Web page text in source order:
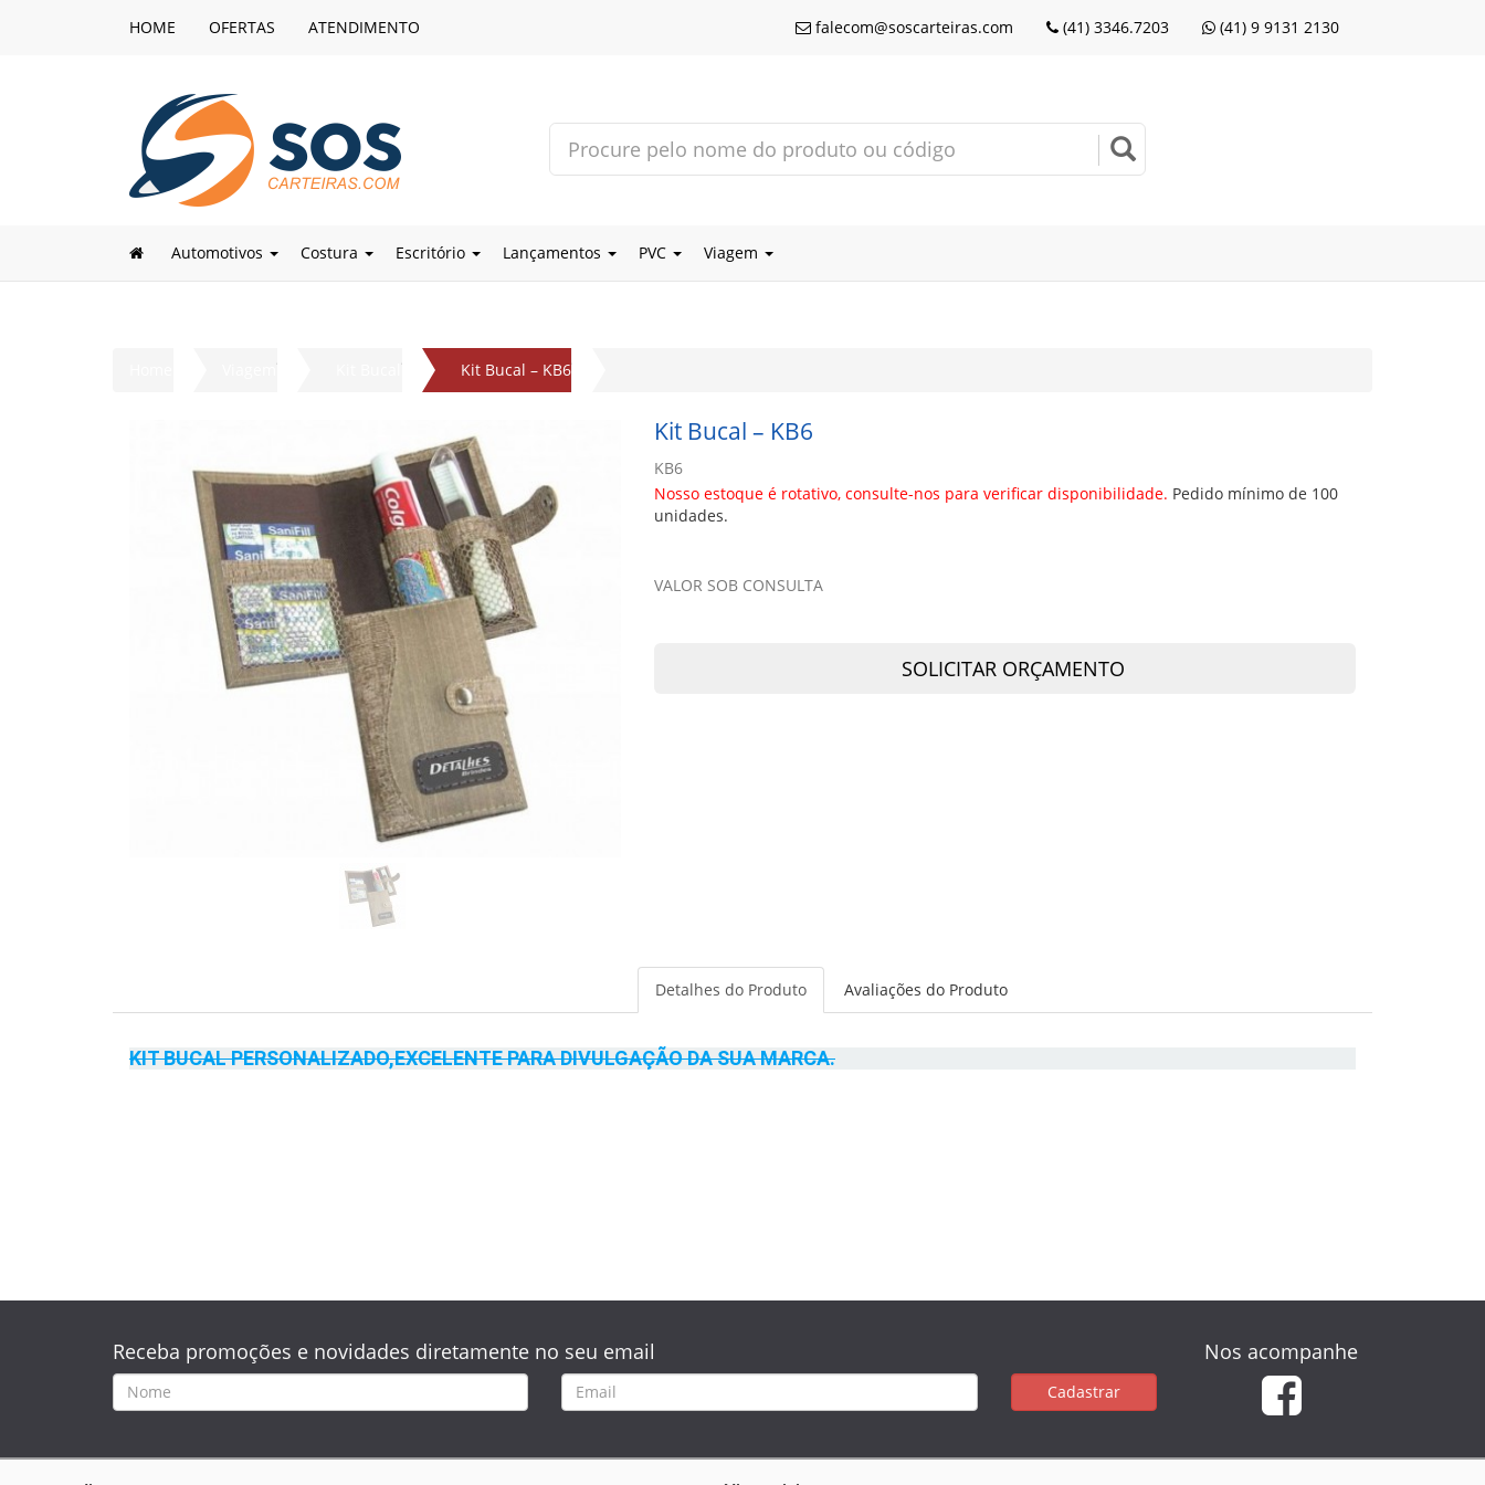
HOME OFERTAS ATENDIMENTO falecom@soscarteiras.com (41) 3346.7203 (41) 9 9131 2130
Automotivos Costura Escritório Lançamentos PVC Viagem
Kit Bucal – KB6
Kit Bucal – KB6
KB6
Nosso estoque é rotativo, consulte-nos para verificar disponibilidade. Pedido mínimo de 100
unidades.
VALOR SOB CONSULTA
SOLICITAR ORÇAMENTO
Detalhes do Produto Avaliações do Produto
KIT BUCAL PERSONALIZADO,EXCELENTE PARA DIVULGAÇÃO DA SUA MARCA.
Receba promoções e novidades diretamente no seu email
Cadastrar
Nos acompanhe